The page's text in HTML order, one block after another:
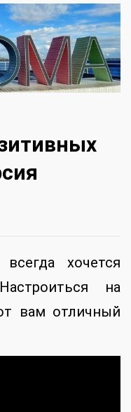
хочется
на
вам отличный